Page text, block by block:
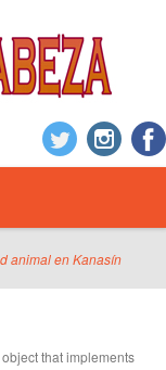
animal en Kanasín
that implements